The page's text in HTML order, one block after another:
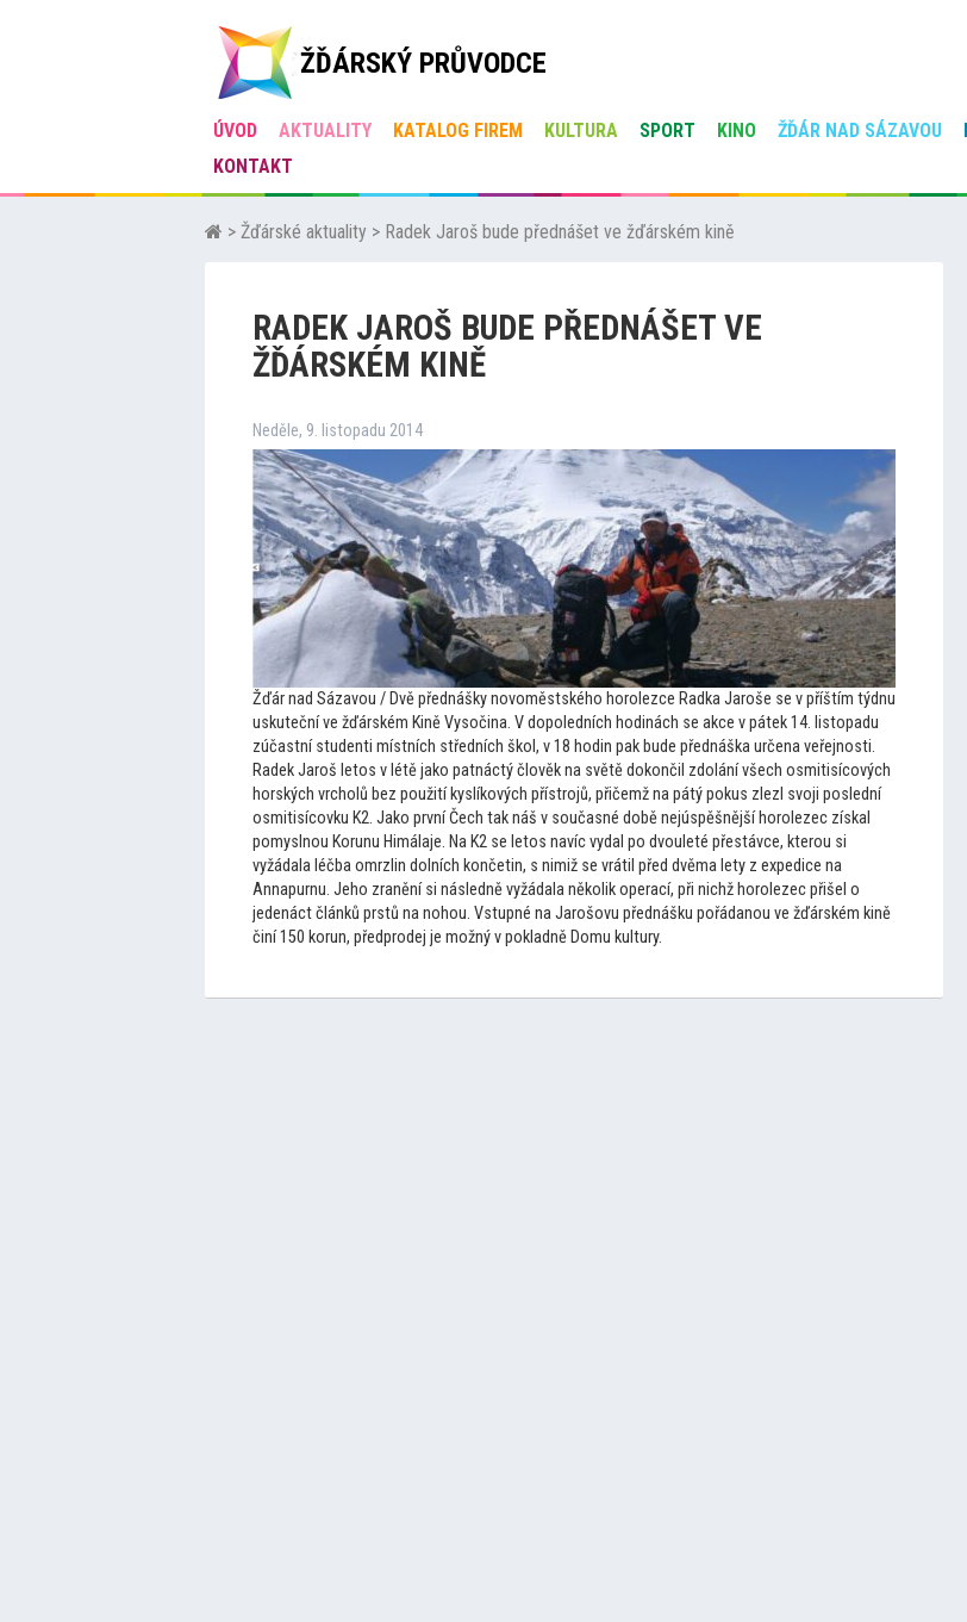
ŽĎÁRSKÝ PRŮVODCE
ÚVOD AKTUALITY KATALOG FIREM KULTURA SPORT KINO ŽĎÁR NAD SÁZAVOU
KONTAKT
> Žďárské aktuality > Radek Jaroš bude přednášet ve žďárském kině
RADEK JAROŠ BUDE PŘEDNÁŠET VE
ŽĎÁRSKÉM KINĚ
Neděle, 9. listopadu 2014
Žďár nad Sázavou / Dvě přednášky novoměstského horolezce Radka Jaroše se v příštím týdnu
uskuteční ve žďárském Kině Vysočina. V dopoledních hodinách se akce v pátek 14. listopadu
zúčastní studenti místních středních škol, v 18 hodin pak bude přednáška určena veřejnosti.
Radek Jaroš letos v létě jako patnáctý člověk na světě dokončil zdolání všech osmitisícových
horských vrcholů bez použití kyslíkových přístrojů, přičemž na pátý pokus zlezl svoji poslední
osmitisícovku K2. Jako první Čech tak náš v současné době nejúspěšnější horolezec získal
pomyslnou Korunu Himálaje. Na K2 se letos navíc vydal po dvouleté přestávce, kterou si
vyžádala léčba omrzlin dolních končetin, s nimiž se vrátil před dvěma lety z expedice na
Annapurnu. Jeho zranění si následně vyžádala několik operací, při nichž horolezec přišel o
jedenáct článků prstů na nohou. Vstupné na Jarošovu přednášku pořádanou ve žďárském kině
činí 150 korun, předprodej je možný v pokladně Domu kultury.